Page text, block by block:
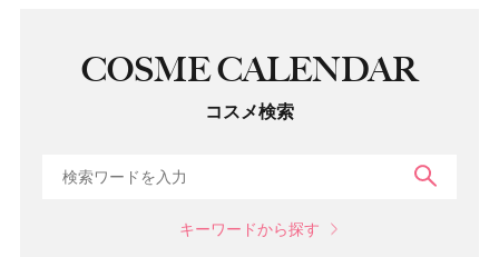
COSME CALENDAR
コスメ検索
キーワードから探す